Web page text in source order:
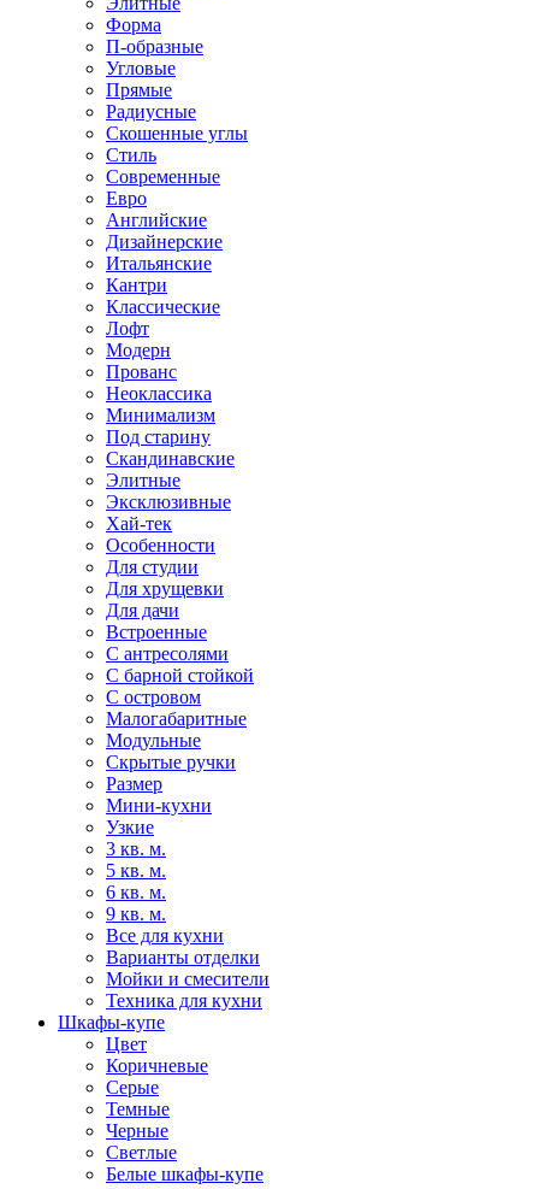
Форма
П-образные
Угловые
Прямые
Радиусные
Скошенные углы
Стиль
Современные
Евро
Английские
Дизайнерские
Итальянские
Кантри
Классические
Лофт
Модерн
Прованс
Неоклассика
Минимализм
Под старину
Скандинавские
Элитные
Эксклюзивные
Хай-тек
Особенности
Для студии
Для хрущевки
Для дачи
Встроенные
С антресолями
С барной стойкой
С островом
Малогабаритные
Модульные
Скрытые ручки
Размер
Мини-кухни
Узкие
3 кв. м.
5 кв. м.
6 кв. м.
9 кв. м.
Все для кухни
Варианты отделки
Мойки и смесители
Техника для кухни
Шкафы-купе
Цвет
Коричневые
Серые
Темные
Черные
Светлые
Белые шкафы-купе